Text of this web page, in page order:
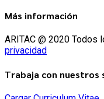
Más información
ARITAC @ 2020
privacidad
Trabaja con nuestros